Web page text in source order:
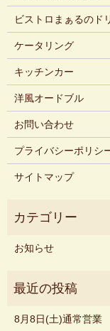
ビストロまぁるのド
ケータリング
キッチンカー
洋風オードブル
お問い合わせ
プライバシーポリシ
サイトマップ
お知らせ
8月8日(土)通常営業